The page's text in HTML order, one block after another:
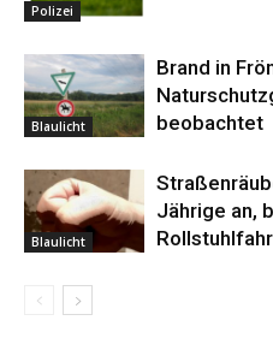
Polizei
Blaulicht
Brand in
beobachtet
Blaulicht
Jährige an,